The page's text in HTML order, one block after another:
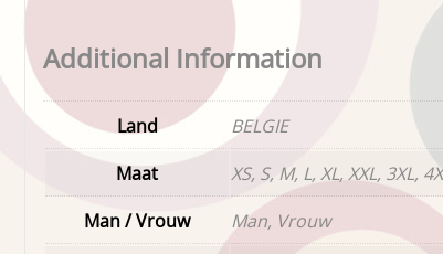
Additional Information
Land
BELGIE
Maat
XS, S, M, L, XL, XXL, 3XL,
Man / Vrouw
Man, Vrouw